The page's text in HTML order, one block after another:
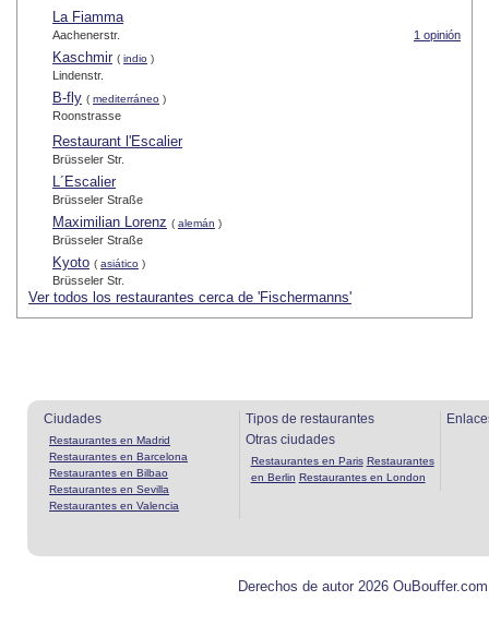
La Fiamma
1 opinión
Aachenerstr.
Kaschmir ( indio )
Lindenstr.
B-fly ( mediterráneo )
Roonstrasse
Restaurant l'Escalier
Brüsseler Str.
L´Escalier
Brüsseler Straße
Maximilian Lorenz ( alemán )
Brüsseler Straße
Kyoto ( asiático )
Brüsseler Str.
Ver todos los restaurantes cerca de 'Fischermanns'
Ciudades
Restaurantes en Madrid
Restaurantes en Barcelona
Restaurantes en Bilbao
Restaurantes en Sevilla
Restaurantes en Valencia
Tipos de restaurantes
Otras ciudades
Restaurantes en Paris Restaurantes
en Berlin Restaurantes en London
Derechos de autor 2026